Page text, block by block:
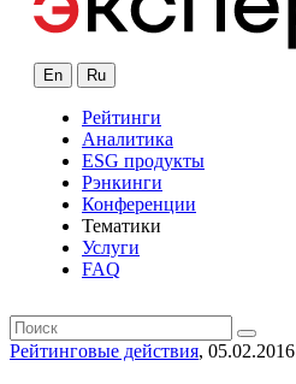
En Ru
Рейтинги
Аналитика
ESG продукты
Рэнкинги
Конференции
Тематики
Услуги
FAQ
Рейтинговые действия, 05.02.2016